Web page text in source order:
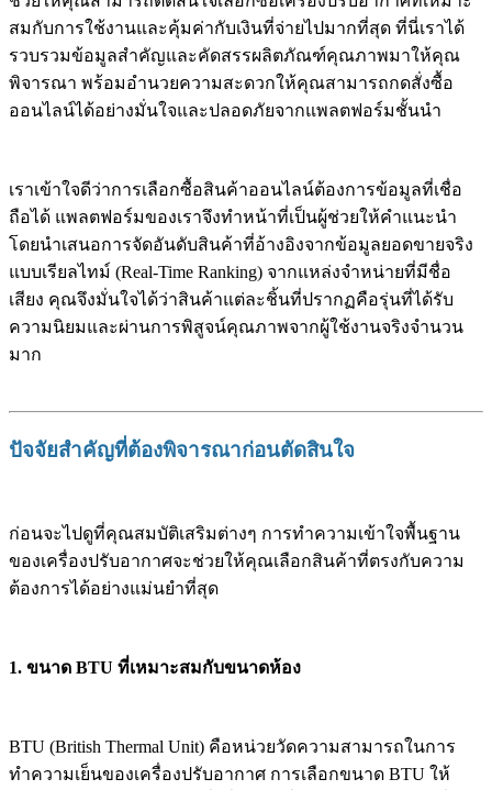
สมกับการใช้งานและคุ้มค่ากับเงินที่จ่ายไปมากที่สุด ที่นี่เราได้
รวบรวมข้อมูลสำคัญและคัดสรรผลิตภัณฑ์คุณภาพมาให้คุณ
พิจารณา พร้อมอำนวยความสะดวกให้คุณสามารถกดสั่งซื้อ
ออนไลน์ได้อย่างมั่นใจและปลอดภัยจากแพลตฟอร์มชั้นนำ
เราเข้าใจดีว่าการเลือกซื้อสินค้าออนไลน์ต้องการข้อมูลที่เชื่อ
ถือได้ แพลตฟอร์มของเราจึงทำหน้าที่เป็นผู้ช่วยให้คำแนะนำ
โดยนำเสนอการจัดอันดับสินค้าที่อ้างอิงจากข้อมูลยอดขายจริง
แบบเรียลไทม์ (Real-Time Ranking) จากแหล่งจำหน่ายที่มีชื่อ
เสียง คุณจึงมั่นใจได้ว่าสินค้าแต่ละชิ้นที่ปรากฏคือรุ่นที่ได้รับ
ความนิยมและผ่านการพิสูจน์คุณภาพจากผู้ใช้งานจริงจำนวน
มาก
ปัจจัยสำคัญที่ต้องพิจารณาก่อนตัดสินใจ
ก่อนจะไปดูที่คุณสมบัติเสริมต่างๆ การทำความเข้าใจพื้นฐาน
ของเครื่องปรับอากาศจะช่วยให้คุณเลือกสินค้าที่ตรงกับความ
ต้องการได้อย่างแม่นยำที่สุด
1. ขนาด BTU ที่เหมาะสมกับขนาดห้อง
BTU (British Thermal Unit) คือหน่วยวัดความสามารถในการ
ทำความเย็นของเครื่องปรับอากาศ การเลือกขนาด BTU ให้